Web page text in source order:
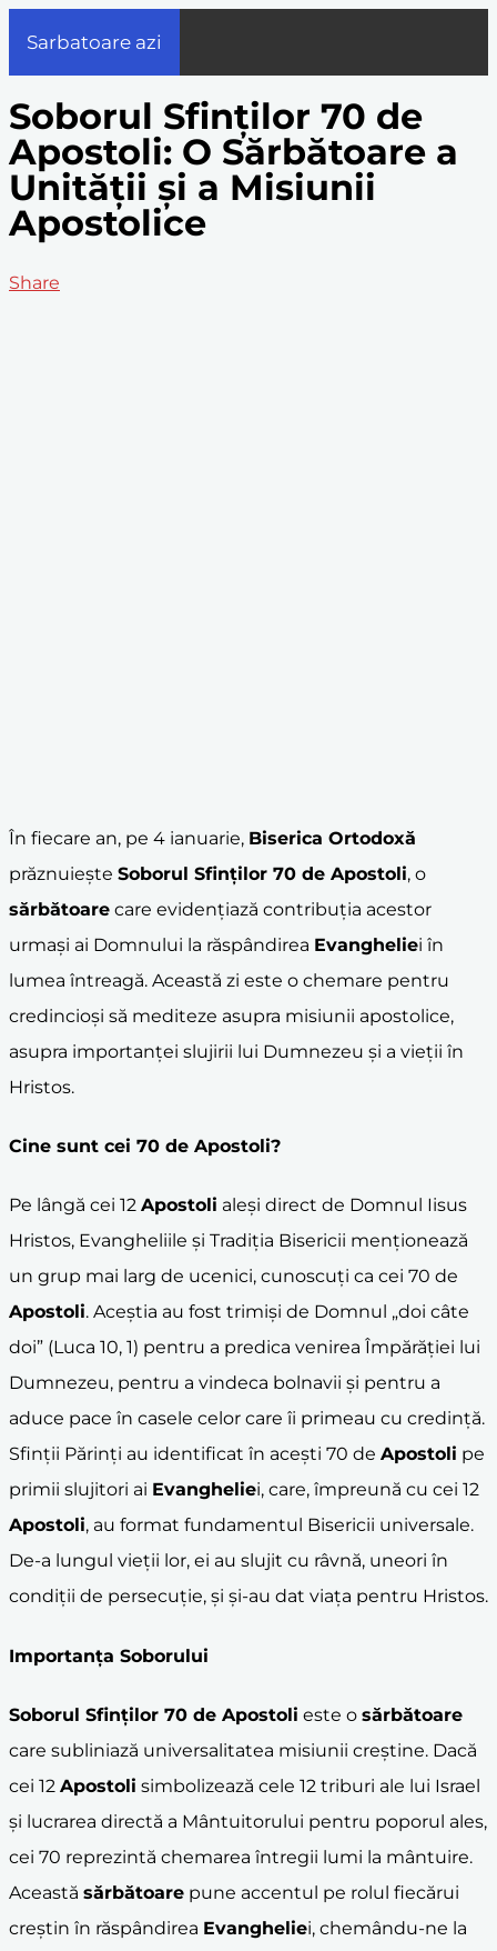
Sarbatoare azi
Soborul Sfinților 70 de
Apostoli: O Sărbătoare a
Unității și a Misiunii
Apostolice
Share
În fiecare an, pe 4 ianuarie, Biserica Ortodoxă
prăznuiește Soborul Sfinților 70 de Apostoli, o
sărbătoare care evidențiază contribuția acestor
urmași ai Domnului la răspândirea Evangheliei în
lumea întreagă. Această zi este o chemare pentru
credincioși să mediteze asupra misiunii apostolice,
asupra importanței slujirii lui Dumnezeu și a vieții în
Hristos.
Cine sunt cei 70 de Apostoli?
Pe lângă cei 12 Apostoli aleși direct de Domnul Iisus
Hristos, Evangheliile și Tradiția Bisericii menționează
un grup mai larg de ucenici, cunoscuți ca cei 70 de
Apostoli. Aceștia au fost trimiși de Domnul „doi câte
doi” (Luca 10, 1) pentru a predica venirea Împărăției lui
Dumnezeu, pentru a vindeca bolnavii și pentru a
aduce pace în casele celor care îi primeau cu credință.
Sfinții Părinți au identificat în acești 70 de Apostoli pe
primii slujitori ai Evangheliei, care, împreună cu cei 12
Apostoli, au format fundamentul Bisericii universale.
De-a lungul vieții lor, ei au slujit cu râvnă, uneori în
condiții de persecuție, și și-au dat viața pentru Hristos.
Importanța Soborului
Soborul Sfinților 70 de Apostoli este o sărbătoare
care subliniază universalitatea misiunii creștine. Dacă
cei 12 Apostoli simbolizează cele 12 triburi ale lui Israel
și lucrarea directă a Mântuitorului pentru poporul ales,
cei 70 reprezintă chemarea întregii lumi la mântuire.
Această sărbătoare pune accentul pe rolul fiecărui
creștin în răspândirea Evangheliei, chemându-ne la